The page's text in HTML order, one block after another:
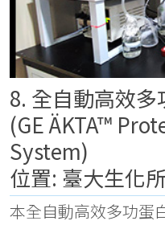
8. 全自動高效
(GE ÄKTA™
System)
位置: 臺大生化所
本全自動高效多功蛋